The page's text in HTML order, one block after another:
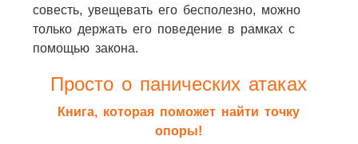
совесть, увещевать его бесполезно, можно
только держать его поведение в рамках с
помощью закона.
Просто о панических атаках
Книга, которая поможет найти точку
опоры!